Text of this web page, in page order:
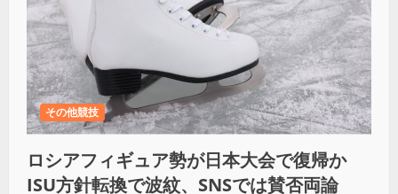
その他競技
ロシアフィギュア勢が日本大会で復帰か
ISU方針転換で波紋、SNSでは賛否両論